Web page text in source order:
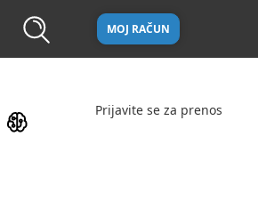
MOJ RAČUN
Prijavite se za prenos